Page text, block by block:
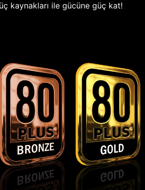
kaynakları ile gücüne güç kat!